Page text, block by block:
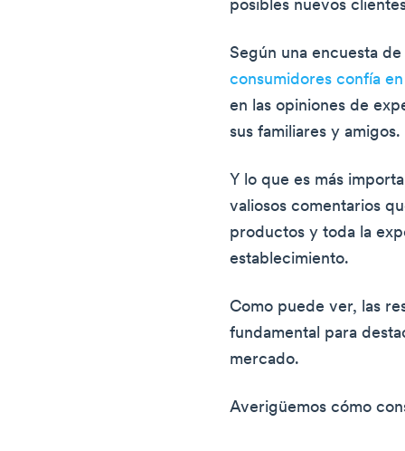
posibles nuevos
Según una encuesta
consumidores confía
en las opiniones de
sus familiares y amigos.
Y lo que es más
valiosos comentarios
productos y toda la
establecimiento.
Como puede ver, las
fundamental para
mercado.
Averigüemos cómo